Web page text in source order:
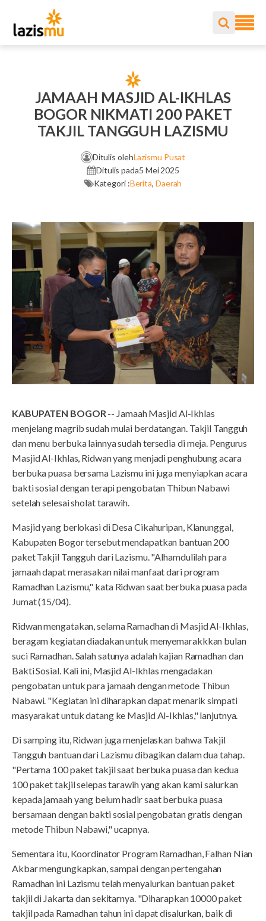
JAMAAH MASJID AL-IKHLAS
BOGOR NIKMATI 200 PAKET
TAKJIL TANGGUH LAZISMU
Ditulis olehLazismu Pusat
Ditulis pada5 Mei 2025
Kategori :Berita, Daerah
KABUPATEN BOGOR -- Jamaah Masjid Al-Ikhlas
menjelang magrib sudah mulai berdatangan. Takjil Tangguh
dan menu berbuka lainnya sudah tersedia di meja. Pengurus
Masjid Al-Ikhlas, Ridwan yang menjadi penghubung acara
berbuka puasa bersama Lazismu ini juga menyiapkan acara
bakti sosial dengan terapi pengobatan Thibun Nabawi
setelah selesai sholat tarawih.
Masjid yang berlokasi di Desa Cikahuripan, Klanunggal,
Kabupaten Bogor tersebut mendapatkan bantuan 200
paket Takjil Tangguh dari Lazismu. "Alhamdulilah para
jamaah dapat merasakan nilai manfaat dari program
Ramadhan Lazismu," kata Ridwan saat berbuka puasa pada
Jumat (15/04).
Ridwan mengatakan, selama Ramadhan di Masjid Al-Ikhlas,
beragam kegiatan diadakan untuk menyemarakkkan bulan
suci Ramadhan. Salah satunya adalah kajian Ramadhan dan
Bakti Sosial. Kali ini, Masjid Al-Ikhlas mengadakan
pengobatan untuk para jamaah dengan metode Thibun
Nabawi. "Kegiatan ini diharapkan dapat menarik simpati
masyarakat untuk datang ke Masjid Al-Ikhlas," lanjutnya.
Di samping itu, Ridwan juga menjelaskan bahwa Takjil
Tangguh bantuan dari Lazismu dibagikan dalam dua tahap.
"Pertama 100 paket takjil saat berbuka puasa dan kedua
100 paket takjil selepas tarawih yang akan kami salurkan
kepada jamaah yang belum hadir saat berbuka puasa
bersamaan dengan bakti sosial pengobatan gratis dengan
metode Thibun Nabawi," ucapnya.
Sementara itu, Koordinator Program Ramadhan, Falhan Nian
Akbar mengungkapkan, sampai dengan pertengahan
Ramadhan ini Lazismu telah menyalurkan bantuan paket
takjil di Jakarta dan sekitarnya. "Diharapkan 10000 paket
takjil pada Ramadhan tahun ini dapat disalurkan, baik di